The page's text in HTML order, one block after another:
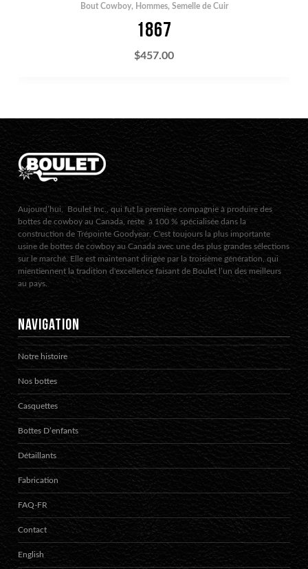
Bout Cowboy, Hommes, Semelle de Cuir
1867
$457.00
Aujourd’hui, Boulet Inc., qui fut la première compagnie à produire des
bottes de cowboy au Canada, reste à 100 % spécialisée dans la
construction de Trépointe Goodyear. C'est toujours la plus importante
usine de bottes de cowboy au Canada avec une des plus grandes sélections
sur le marché. Elle est maintenant dirigée par la troisième génération, qui
mientiennent la tradition d'excellence faisant de Boulet l’un des meilleurs
au pays.
NAVIGATION
Notre histoire
Nos bottes
Casquettes
Bottes D’enfants
Détaillants
Fabrication
FAQ-FR
Contact
English